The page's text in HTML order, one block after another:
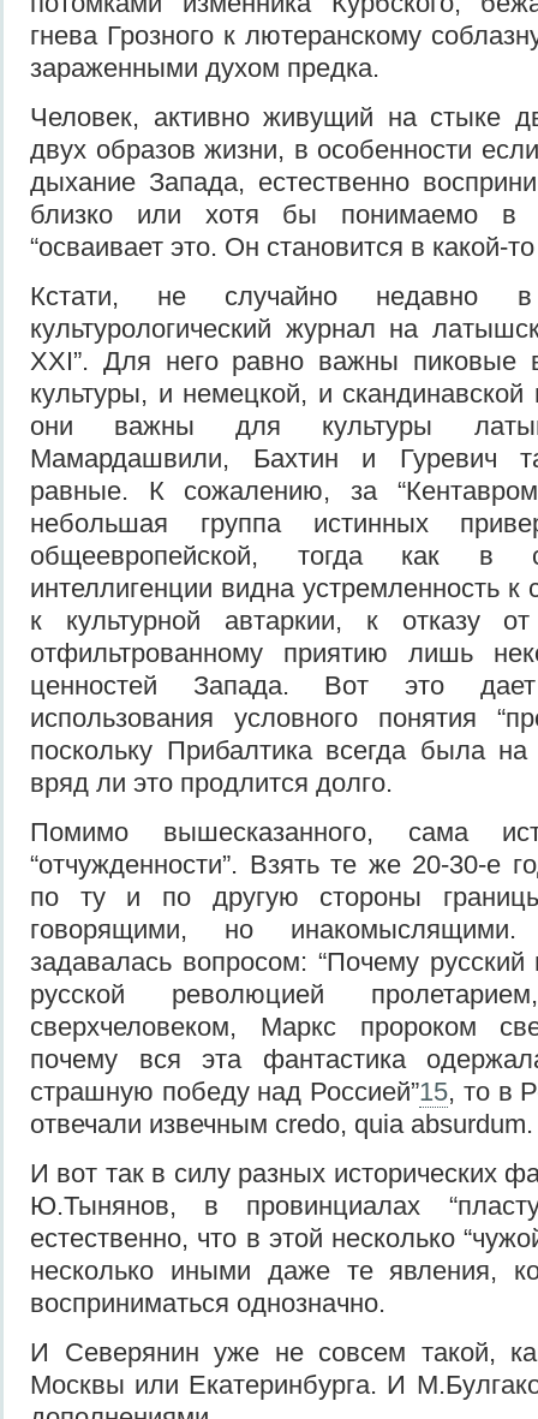
гнева Грозного к лютеранскому
зараженными духом предка.
Человек, активно живущий на стыке
двух образов жизни, в особенности
дыхание Запада, естественно
близко или хотя бы понимаемо в
“осваивает это. Он становится в какой-
Кстати, не случайно недавно
культурологический журнал на
XXI”. Для него равно важны пиковые
культуры, и немецкой, и
они важны для культуры
Мамардашвили, Бахтин и Гуревич
равные. К сожалению, за
небольшая группа истинных
общеевропейской, тогда как в
интеллигенции видна устремленность к
к культурной автаркии, к отказу
отфильтрованному приятию лишь
ценностей Запада. Вот это
использования условного понятия
поскольку Прибалтика всегда была на
вряд ли это продлится долго.
Помимо вышесказанного, сама
“отчужденности”. Взять те же 20-30-е
по ту и по другую стороны
говорящими, но
задавалась вопросом: “Почему
русской революцией
сверхчеловеком, Маркс пророком
почему вся эта фантастика
страшную победу над Россией”15, то в
отвечали извечным credo, quia absurdum.
И вот так в силу разных исторических
Ю.Тынянов, в провинциалах
естественно, что в этой несколько
несколько иными даже те явления,
восприниматься однозначно.
И Северянин уже не совсем такой,
Москвы или Екатеринбурга. И